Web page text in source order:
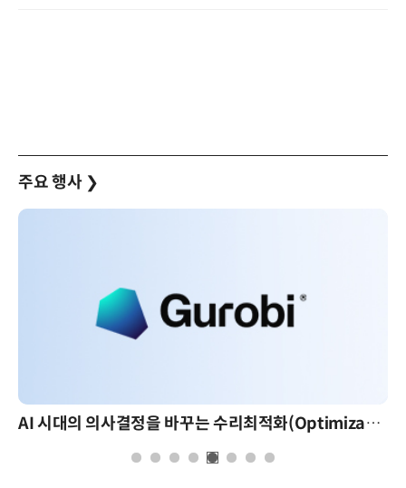
주요 행사 ❯
AI 시대의 의사결정을 바꾸는 수리최적화(Optimization): 실제 산업 적용 사례와 활용 전략